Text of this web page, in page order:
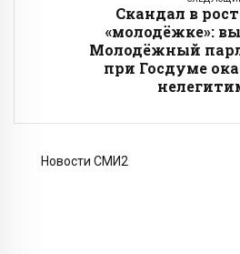
Скандал в
«молодёжке»:
Молодёжный
при Госдуме
Новости СМИ2